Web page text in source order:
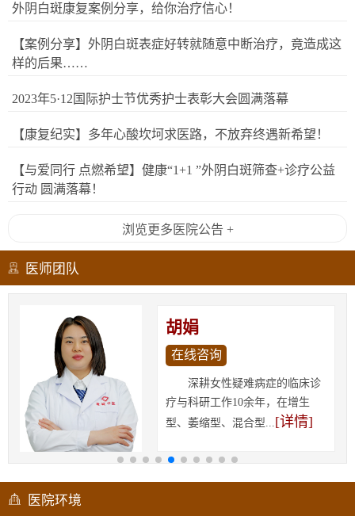
外阴白斑康复案例分享，给你治疗信心！
【案例分享】外阴白斑表症好转就随意中断治疗，竟造成这
样的后果……
2023年5·12国际护士节优秀护士表彰大会圆满落幕
【康复纪实】多年心酸坎坷求医路，不放弃终遇新希望！
【与爱同行 点燃希望】健康“1+1 ”外阴白斑筛查+诊疗公益
行动 圆满落幕！
浏览更多医院公告 +
医师团队
胡娟
在线咨询
深耕女性疑难病症的临床诊
疗与科研工作10余年，在增生
型、萎缩型、混合型...[详情]
医院环境